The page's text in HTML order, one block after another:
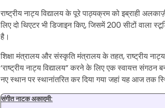
राष्ट्रीय नाट्य विद्यालय के पूरे पाठ्यक्रम को इब्राही
लिए दो थिएटर भी डिजाइन किए, जिसमें 200 सीटों वाला
है।
शिक्षा मंत्रालय और संस्कृति मंत्रालय के तहत, राष्ट्रीय
‘राष्ट्रीय नाट्य विद्यालय” करने के लिए एक स्वायत्त संगठन
नए स्थान पर स्थानांतरित कर दिया गया जहां यह आज तक
संगीत नाटक अकादमी: